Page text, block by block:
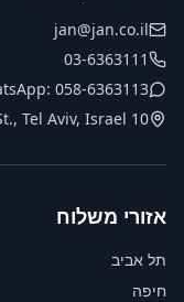
jan@jan.co.il
03-6363111
058-6363113
10 Hamasger St., Tel Aviv, Israel
אזורי משלוח
תל אביב
חיפה